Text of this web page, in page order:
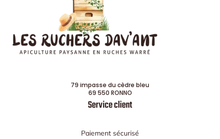
79 impasse du cèdre bleu
69 550 RONNO
Service client
Paiement sécurisé